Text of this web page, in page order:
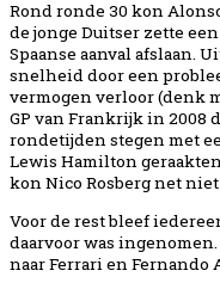
Rond ronde 30 kon
de jonge Duitser zette
Spaanse aanval afslaan.
snelheid door een
vermogen verloor (denk
GP van Frankrijk in 2008
rondetijden stegen met
Lewis Hamilton
kon Nico Rosberg net
Voor de rest bleef
daarvoor was
naar Ferrari en Fernando